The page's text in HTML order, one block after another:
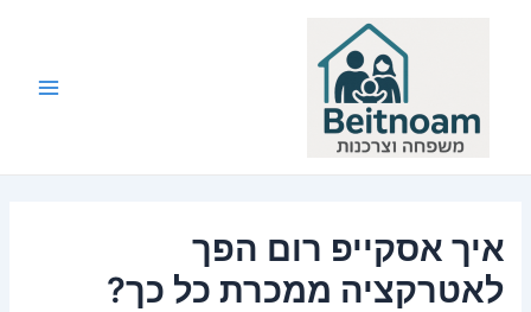
איך אסקייפ רום הפך
לאטרקציה ממכרת כל כך?